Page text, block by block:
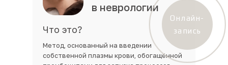
Что это?
Метод, основанный на введении
собственной плазмы крови, обогащённой
в неврологии
Онлайн-
запись